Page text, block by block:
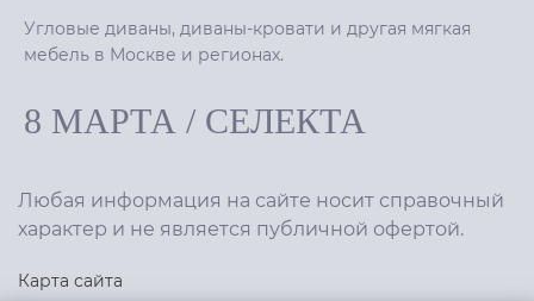
Угловые диваны, диваны-кровати и другая мягкая
мебель в Москве и регионах.
8 МАРТА / СЕЛЕКТА
Любая информация на сайте носит справочный
характер и не является публичной офертой.
Карта сайта